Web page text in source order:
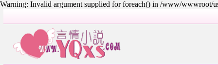
Warning: Invalid argument supplied for foreach() in /www/wwwroot/